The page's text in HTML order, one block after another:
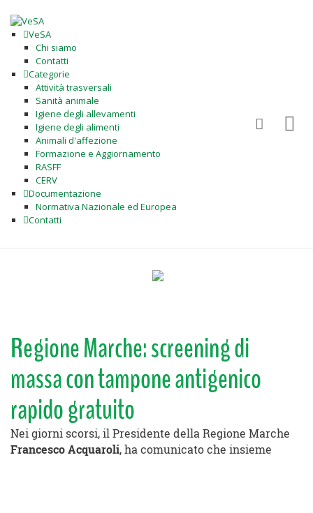
VeSA
Chi siamo
Contatti
Categorie
Attività trasversali
Sanità animale
Igiene degli allevamenti
Igiene degli alimenti
Animali d'affezione
Formazione e Aggiornamento
RASFF
CERV
Documentazione
Normativa Nazionale ed Europea
Contatti
Regione Marche: screening di
massa con tampone antigenico
rapido gratuito
Nei giorni scorsi, il Presidente della Regione Marche
Francesco Acquaroli, ha comunicato che insieme